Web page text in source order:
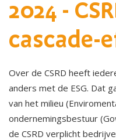
2024 -
cascade-
Over de CSRD heeft
anders met de ESG. Dat
van het milieu
ondernemingsbestuur
de CSRD verplicht